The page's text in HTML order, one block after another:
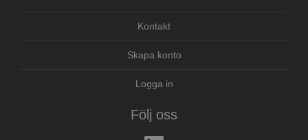
Följ oss
Kontakt
Skapa konto
Logga in